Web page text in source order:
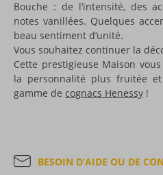
Bouche : de l’intensité, des
notes vanillées. Quelques
beau sentiment d’unité.
Vous souhaitez continuer la
Cette prestigieuse Maison
la personnalité plus fruitée
gamme de cognacs Henessy !
BESOIN D’AIDE OU DE